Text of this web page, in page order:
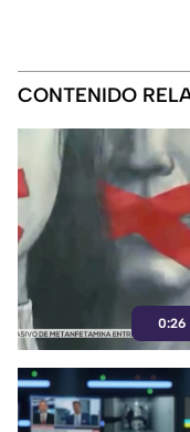
CONTENIDO
0:26